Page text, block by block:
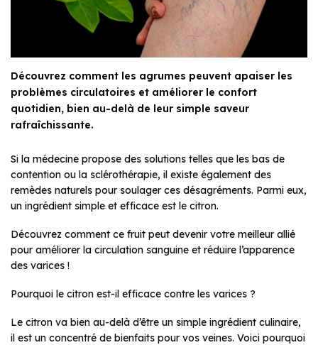
Découvrez comment les agrumes peuvent apaiser les
problèmes circulatoires et améliorer le confort
quotidien, bien au-delà de leur simple saveur
rafraîchissante.
Si la médecine propose des solutions telles que les bas de
contention ou la sclérothérapie, il existe également des
remèdes naturels pour soulager ces désagréments. Parmi eux,
un ingrédient simple et efficace est le citron.
Découvrez comment ce fruit peut devenir votre meilleur allié
pour améliorer la circulation sanguine et réduire l’apparence
des varices !
Pourquoi le citron est-il efficace contre les varices ?
Le citron va bien au-delà d’être un simple ingrédient culinaire,
il est un concentré de bienfaits pour vos veines. Voici pourquoi